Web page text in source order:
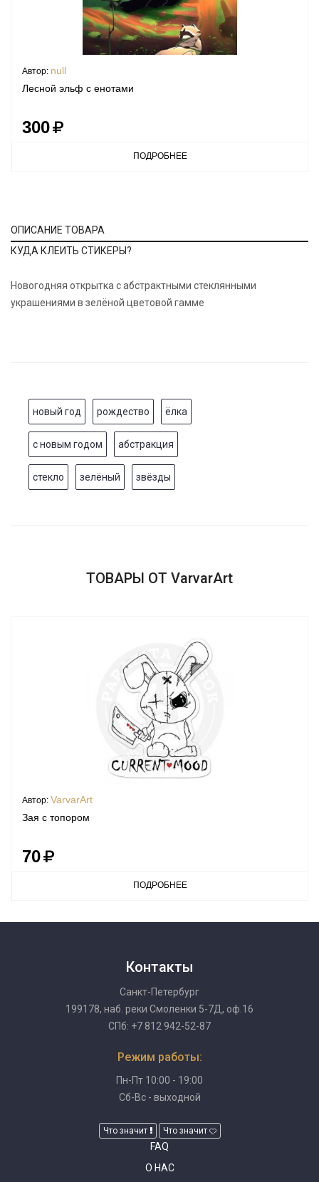
Автор: null
Лесной эльф с енотами
300
ПОДРОБНЕЕ
ОПИСАНИЕ ТОВАРА
КУДА КЛЕИТЬ СТИКЕРЫ?
Новогодняя открытка с абстрактными стеклянными
украшениями в зелёной цветовой гамме
новый год рождество ёлка
с новым годом абстракция
стекло зелёный звёзды
ТОВАРЫ ОТ VarvarArt
Автор: VarvarArt
Зая с топором
70
ПОДРОБНЕЕ
Контакты
Санкт-Петербург
199178, наб. реки Смоленки 5-7Д, оф.16
СПб: +7 812 942-52-87
Режим работы:
Пн-Пт 10:00 - 19:00
Сб-Вс - выходной
Что значит Что значит
FAQ
О НАС